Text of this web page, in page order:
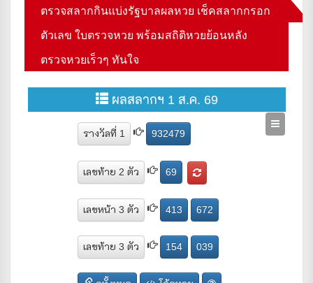
ตรวจสลากกินแบ่งรัฐบาลผลหวย เช็คสลากกรอก
ตัวเลข ใบตรวจหวย พร้อมสถิติหวยย้อนหลัง
ตรวจหวยเร็วๆ ทันใจ